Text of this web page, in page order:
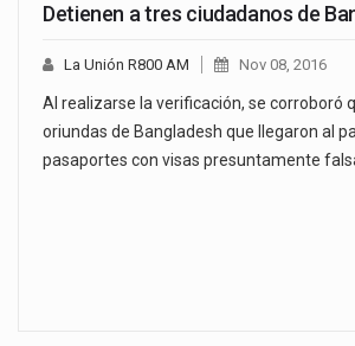
Detienen a tres ciudadanos de
La Unión R800 AM Nov 08, 2016
Al realizarse la verificación, se corroboró
oriundas de Bangladesh que llegaron al
pasaportes con visas presuntamente